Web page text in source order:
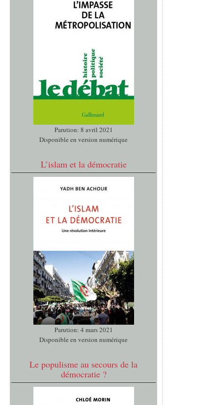
Parution: 8 avril 2021
Disponible en version numérique
L’islam et la démocratie
Parution: 4 mars 2021
Disponible en version numérique
Le populisme au secours de la
démocratie ?